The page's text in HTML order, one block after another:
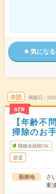
気にな
未読
NEW
掲載日
【年齢不
掃除のお
職種未経験OK
派遣
勤務地
さ
東